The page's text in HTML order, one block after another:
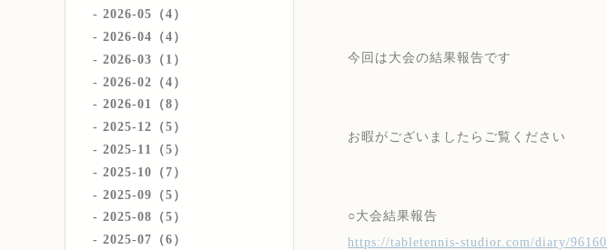
2026-05（4）
2026-04（4）
2026-03（1）
2026-02（4）
2026-01（8）
2025-12（5）
2025-11（5）
2025-10（7）
2025-09（5）
2025-08（5）
2025-07（6）
今回は大会の結果報告です
お暇がございましたらご覧ください
○大会結果報告
https://tabletennis-studior.com/diary/96160